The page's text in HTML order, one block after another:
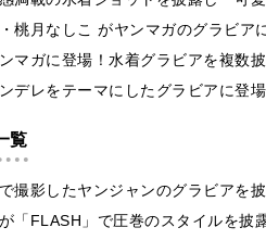
桃月なしこ がヤンマガのグラビ
マガに登場！水着グラビアを複数
デレをテーマにしたグラビアに登
覧
撮影したヤンジャンのグラビアを
「FLASH」で圧巻のスタイルを